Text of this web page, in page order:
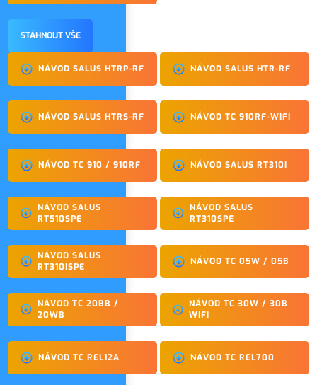
STÁHNOUT VŠE
NÁVOD SALUS HTRP-RF NÁVOD SALUS HTR-RF
NÁVOD SALUS HTRS-RF NÁVOD TC 910RF-WIFI
NÁVOD TC 910 / 910RF NÁVOD SALUS RT310I
NÁVOD SALUS
RT510SPE
NÁVOD SALUS
RT310SPE
NÁVOD SALUS
RT310ISPE
NÁVOD TC 05W / 05B
NÁVOD TC 20BB /
20WB
NÁVOD TC 30W / 30B
WIFI
NÁVOD TC REL12A NÁVOD TC REL700